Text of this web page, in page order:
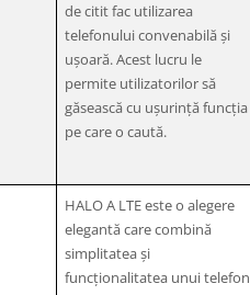
de citit fac utilizarea
telefonului convenabilă și
ușoară. Acest lucru le
permite utilizatorilor să
găsească cu ușurință funcția
pe care o caută.
HALO A LTE este o alegere
elegantă care combină
simplitatea și
funcționalitatea unui telefon